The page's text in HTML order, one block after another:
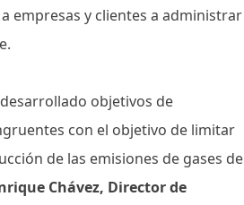
empresas y clientes a administrar
objetivos de
con el objetivo de limitar
de las emisiones de gases de
Chávez, Director de